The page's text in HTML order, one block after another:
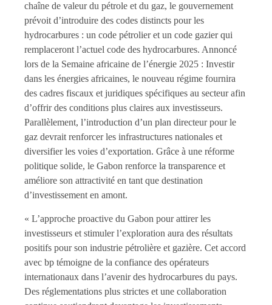
chaîne de valeur du pétrole et du gaz, le gouvernement
prévoit d’introduire des codes distincts pour les
hydrocarbures : un code pétrolier et un code gazier qui
remplaceront l’actuel code des hydrocarbures. Annoncé
lors de la Semaine africaine de l’énergie 2025 : Investir
dans les énergies africaines, le nouveau régime fournira
des cadres fiscaux et juridiques spécifiques au secteur afin
d’offrir des conditions plus claires aux investisseurs.
Parallèlement, l’introduction d’un plan directeur pour le
gaz devrait renforcer les infrastructures nationales et
diversifier les voies d’exportation. Grâce à une réforme
politique solide, le Gabon renforce la transparence et
améliore son attractivité en tant que destination
d’investissement en amont.
« L’approche proactive du Gabon pour attirer les
investisseurs et stimuler l’exploration aura des résultats
positifs pour son industrie pétrolière et gazière. Cet accord
avec bp témoigne de la confiance des opérateurs
internationaux dans l’avenir des hydrocarbures du pays.
Des réglementations plus strictes et une collaboration